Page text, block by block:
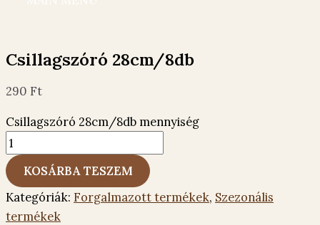
Csillagszóró 28cm/8db
290 Ft
Csillagszóró 28cm/8db mennyiség
KOSÁRBA TESZEM
Kategóriák: Forgalmazott termékek, Szezonális
termékek